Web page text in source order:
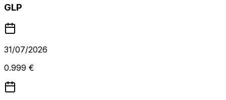
GLP
31/07/2026
0.999 €